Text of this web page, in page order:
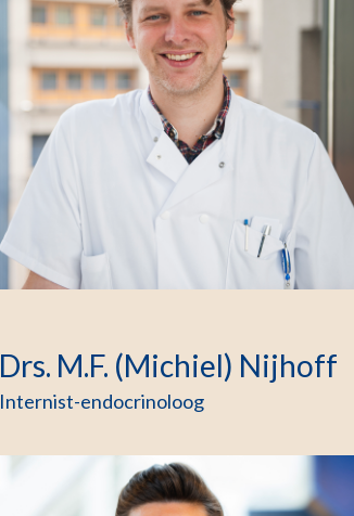
Drs. M.F. (Michiel) Nijhoff
Internist-endocrinoloog